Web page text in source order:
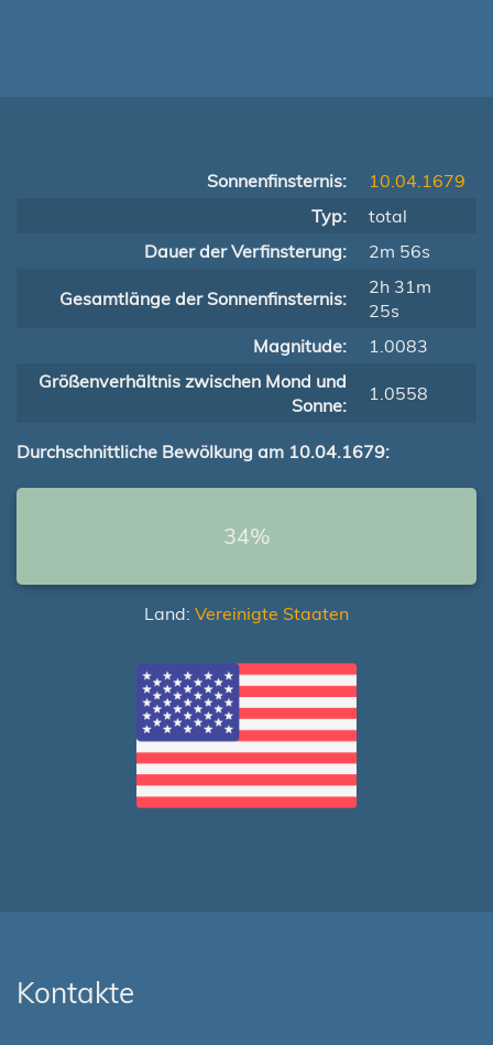
Sonnenfinsternis:
10.04.1679
Typ:
total
Dauer der Verfinsterung:
2m 56s
Gesamtlänge der Sonnenfinsternis:
2h 31m
25s
Magnitude:
1.0083
Größenverhältnis zwischen Mond und
Sonne:
1.0558
Durchschnittliche Bewölkung am 10.04.1679:
34%
Land: Vereinigte Staaten
Kontakte